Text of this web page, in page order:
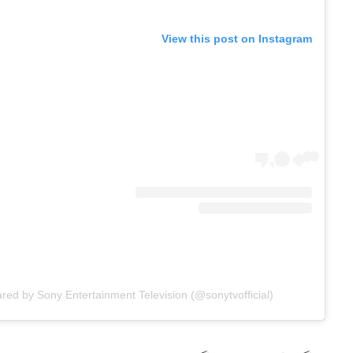
View this post on Instagram
by Sony Entertainment Television (@sonytvofficial)